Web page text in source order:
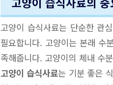
고양이 습식사료는 단순한 관
필요합니다. 고양이는 본래 수
족해줍니다. 고양이의 체내 수
고양이 습식사료는 기분 좋은